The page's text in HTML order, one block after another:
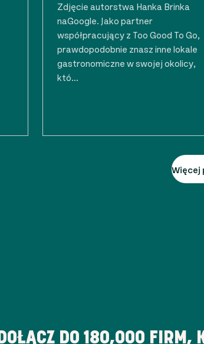
Zdjęcie autorstwa Hanka Brinka
naGoogle. Jako partner
współpracujący z Too Good To Go,
prawdopodobnie znasz inne lokale
gastronomiczne w swojej okolicy,
któ...
Więcej
DOŁĄCZ DO 180,000 FIRM,